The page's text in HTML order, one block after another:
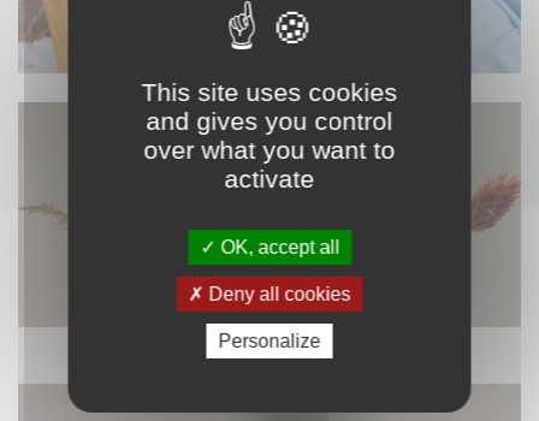
DÉCORATION
This site uses cookies
and gives you control
over what you want to
activate
OK, accept all
Deny all cookies
Personalize